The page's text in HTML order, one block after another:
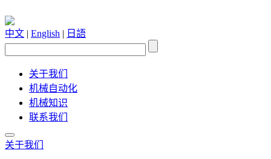
中文 | English | 日語
关于我们
机械自动化
机械知识
联系我们
关于我们